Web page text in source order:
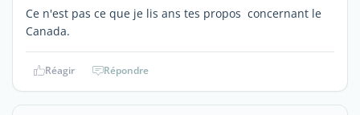
Ce n'est pas ce que je lis ans tes propos concernant le
Canada.
Réagir Répondre